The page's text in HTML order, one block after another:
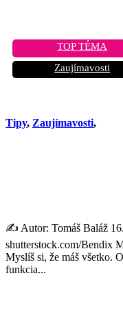
TOP TÉMA
Zaujímavosti
Tipy, Zaujímavosti,
✍️ Autor: Tomáš Baláž
shutterstock.com/Bendix
Myslíš si, že máš všetko.
funkcia...